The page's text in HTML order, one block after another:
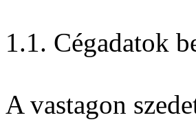
1.1. Cégadatok
A vastagon